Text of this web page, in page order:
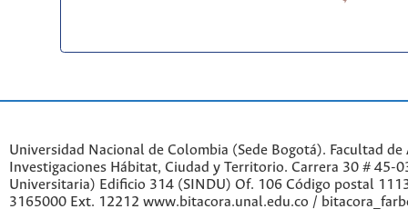
Universidad Nacional de Colombia (Sede Bogotá). Facultad
Investigaciones Hábitat, Ciudad y Territorio. Carrera 30 # 45-
Universitaria) Edificio 314 (SINDU) Of. 106 Código postal
3165000 Ext. 12212 www.bitacora.unal.edu.co /